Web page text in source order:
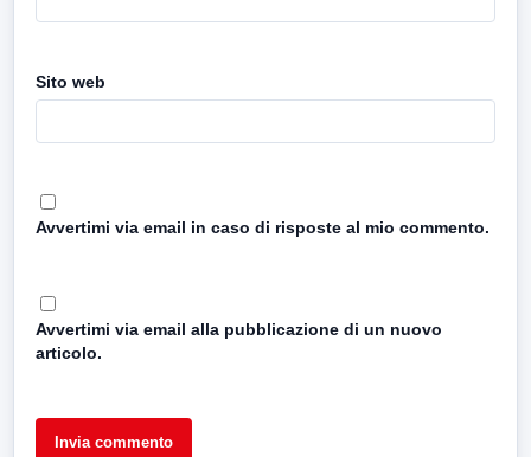
Sito web
Avvertimi via email in caso di risposte al mio commento.
Avvertimi via email alla pubblicazione di un nuovo
articolo.